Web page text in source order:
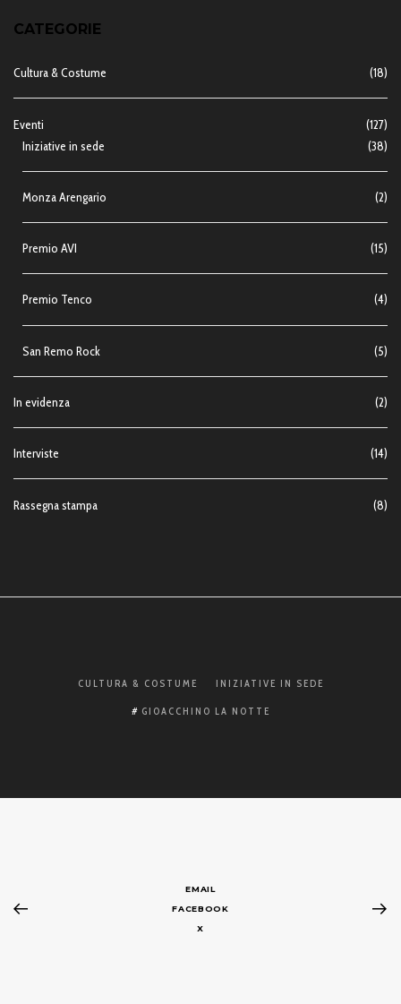
CATEGORIE
Cultura & Costume (18)
Eventi
(127)
Iniziative in sede
(38)
Monza Arengario (2)
Premio AVI (15)
Premio Tenco (4)
San Remo Rock (5)
In evidenza (2)
Interviste (14)
Rassegna stampa (8)
CULTURA & COSTUME INIZIATIVE IN SEDE
GIOACCHINO LA NOTTE
EMAIL
FACEBOOK
X